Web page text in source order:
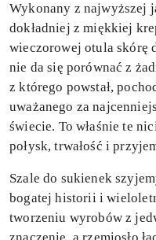
Wykonany z najwyższej
dokładniej z miękkiej
wieczorowej otula skórę
nie da się porównać z
z którego powstał,
uważanego za
świecie. To właśnie te
połysk, trwałość i
Szale do sukienek
bogatej historii i
tworzeniu wyrobów z